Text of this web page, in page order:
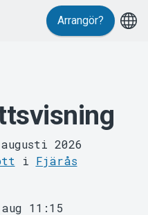
Arrangör?
2026
i Fjärås
11:15